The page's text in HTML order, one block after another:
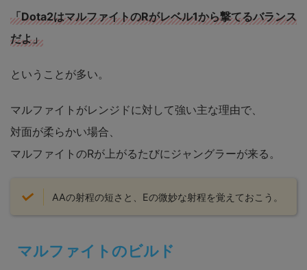
「Dota2はマルファイトのRがレベル1から撃てるバランス
だよ」
ということが多い。
マルファイトがレンジドに対して強い主な理由で、
対面が柔らかい場合、
マルファイトのRが上がるたびにジャングラーが来る。
AAの射程の短さと、Eの微妙な射程を覚えておこう。
マルファイトのビルド